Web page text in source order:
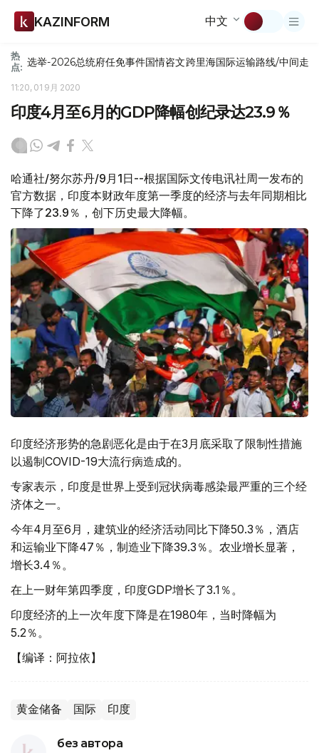
KAZINFORM 中文
热
点: 选举-2026总统府任免事件国情咨文跨里海国际运输路线/中间走廊
11:20, 01 9月 2020
印度4月至6月的GDP降幅创纪录达23.9％
哈通社/努尔苏丹/9月1日--根据国际文传电讯社周一发布的
官方数据，印度本财政年度第一季度的经济与去年同期相比
下降了23.9％，创下历史最大降幅。
印度经济形势的急剧恶化是由于在3月底采取了限制性措施
以遏制COVID-19大流行病造成的。
专家表示，印度是世界上受到冠状病毒感染最严重的三个经
济体之一。
今年4月至6月，建筑业的经济活动同比下降50.3％，酒店
和运输业下降47％，制造业下降39.3％。农业增长显著，
增长3.4％。
在上一财年第四季度，印度GDP增长了3.1％。
印度经济的上一次年度下降是在1980年，当时降幅为
5.2％。
【编译：阿拉依】
黄金储备 国际 印度
без автора